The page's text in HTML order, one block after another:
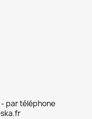
par téléphone